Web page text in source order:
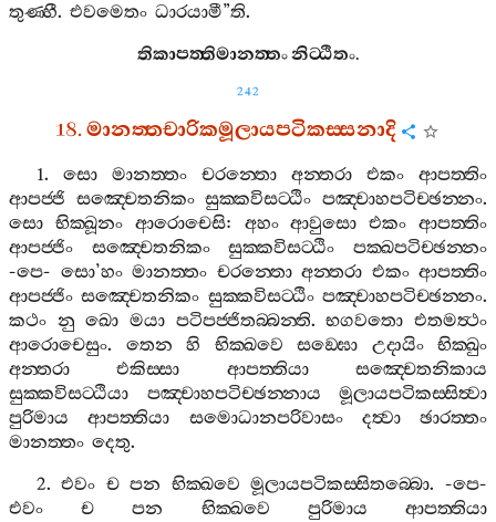
තුණ‍්හී. එවමෙතං ධාරයාමී”ති.
තිකාපත‍්තිමානත‍්තංනිට‍්ඨිතං.
242
18.මානත‍්තචාරිකමූලායපටිකස‍්සනාදි
1. සො මානත‍්තං චරන‍්තො අන‍්තරා එකං
ආපත‍්තිං
ආපජ‍්ජි සඤ‍්චෙතනිකං සුක‍්කවිසට‍්ඨිං පඤ‍්චාහපටිච‍්ඡන‍්නං.
සො භික‍්ඛූනං ආරොචෙසි: අහං ආවුසො එකං ආපත‍්තිං
ආපජ‍්ජිං
සඤ‍්චෙතනිකං සුක‍්කවිසට‍්ඨිං
පක‍්ඛපටිච‍්ඡන‍්නං
-පෙ- සො’හං මානත‍්තං චරන‍්තො අන‍්තරා එකං ආපත‍්තිං
ආපජ‍්ජිං සඤ‍්චෙතනිකං සුක‍්කවිසට‍්ඨිං පඤ‍්චාහපටිච‍්ඡන‍්නං.
කථං නු ඛො මයා පටිපජ‍්ජිතබ‍්බන‍්ති.භගවතො එතමත්‍ථං
ආරොචෙසුං. තෙන හි භික‍්ඛවෙ සඞ‍්ඝො උදායිං
භික‍්ඛුං
අන‍්තරා
එකිස‍්සා ආපත‍්තියා
සඤ‍්චෙතනිකාය
සුක‍්කවිසට‍්ඨියා
පඤ‍්චාහපටිච‍්ඡන‍්නාය
මූලායපටිකස‍්සිත්‍වා
පුරිමාය
ආපත‍්තියා සමොධානපරිවාසං දත්‍වා
ඡාරත‍්තං
මානත‍්තං දෙතු.
2.එවං ච පන භික‍්ඛවෙ මූලායපටිකස‍්සිතබ‍්බො. -පෙ-
එවං
ච පන භික‍්ඛවෙ පුරිමාය
ආපත‍්තියා